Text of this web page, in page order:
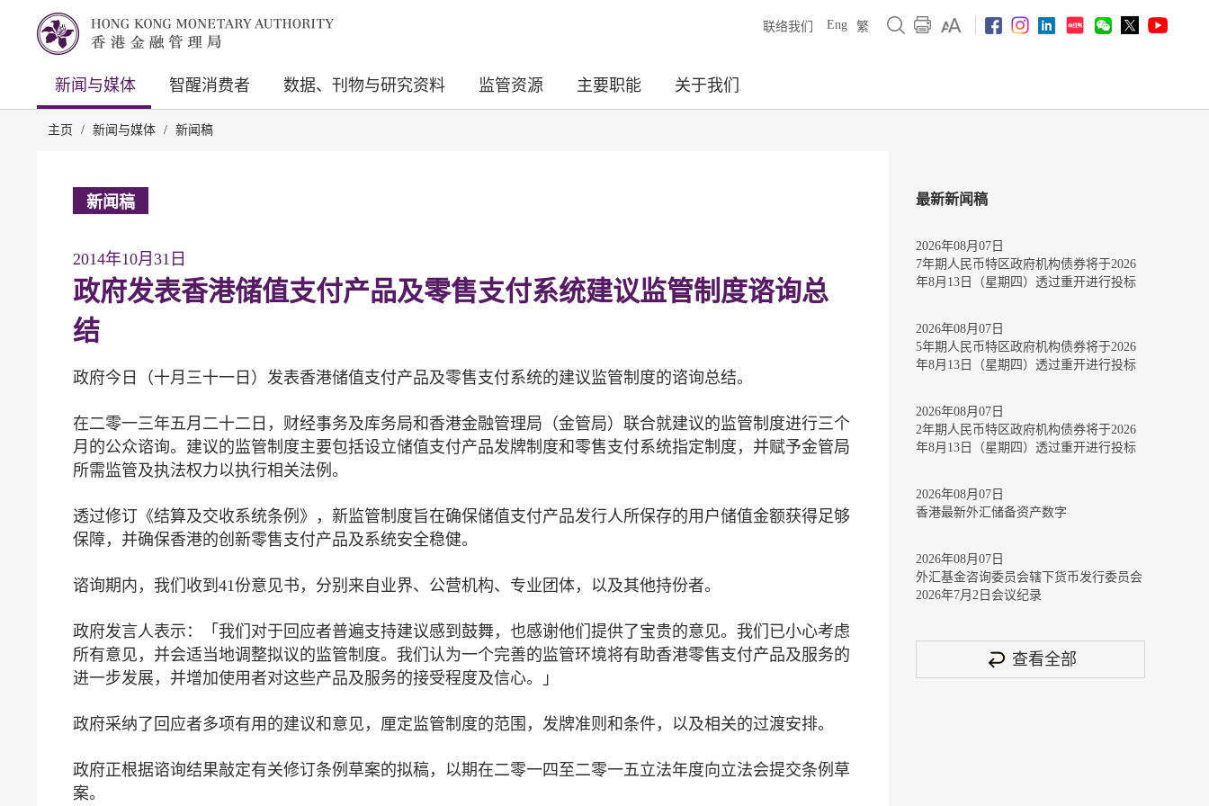
联络我们 Eng 繁
新闻与媒体 智醒消费者 数据、刊物与研究资料 监管资源 主要职能 关于我们
主页 / 新闻与媒体 / 新闻稿
新闻稿
2014年10月31日
政府发表香港储值支付产品及零售支付系统建议监管制度谘询总
结
政府今日（十月三十一日）发表香港储值支付产品及零售支付系统的建议监管制度的谘询总结。
在二零一三年五月二十二日，财经事务及库务局和香港金融管理局（金管局）联合就建议的监管制度进行三个
月的公众谘询。建议的监管制度主要包括设立储值支付产品发牌制度和零售支付系统指定制度，并赋予金管局
所需监管及执法权力以执行相关法例。
透过修订《结算及交收系统条例》，新监管制度旨在确保储值支付产品发行人所保存的用户储值金额获得足够
保障，并确保香港的创新零售支付产品及系统安全稳健。
谘询期内，我们收到41份意见书，分别来自业界、公营机构、专业团体，以及其他持份者。
政府发言人表示：「我们对于回应者普遍支持建议感到鼓舞，也感谢他们提供了宝贵的意见。我们已小心考虑
所有意见，并会适当地调整拟议的监管制度。我们认为一个完善的监管环境将有助香港零售支付产品及服务的
进一步发展，并增加使用者对这些产品及服务的接受程度及信心。」
政府采纳了回应者多项有用的建议和意见，厘定监管制度的范围，发牌准则和条件，以及相关的过渡安排。
政府正根据谘询结果敲定有关修订条例草案的拟稿，以期在二零一四至二零一五立法年度向立法会提交条例草
案。
最新新闻稿
2026年08月07日
7年期人民币特区政府机构债券将于2026
年8月13日（星期四）透过重开进行投标
2026年08月07日
5年期人民币特区政府机构债券将于2026
年8月13日（星期四）透过重开进行投标
2026年08月07日
2年期人民币特区政府机构债券将于2026
年8月13日（星期四）透过重开进行投标
2026年08月07日
香港最新外汇储备资产数字
2026年08月07日
外汇基金咨询委员会辖下货币发行委员会
2026年7月2日会议纪录
查看全部